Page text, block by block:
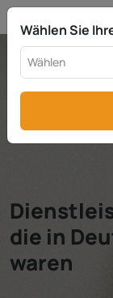
die in
waren
Wählen Sie
Wählen